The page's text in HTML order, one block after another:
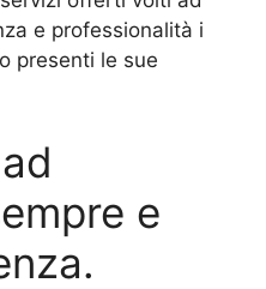
e professionalità i
presenti le sue
e